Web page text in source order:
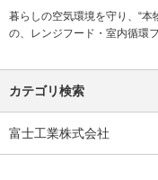
暮らしの空気環境を守り、“本
の、レンジフード・室内循環
カテゴリ検索
富士工業株式会社